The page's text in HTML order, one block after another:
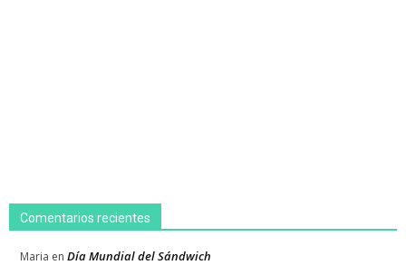
Comentarios recientes
Maria en Día Mundial del Sándwich